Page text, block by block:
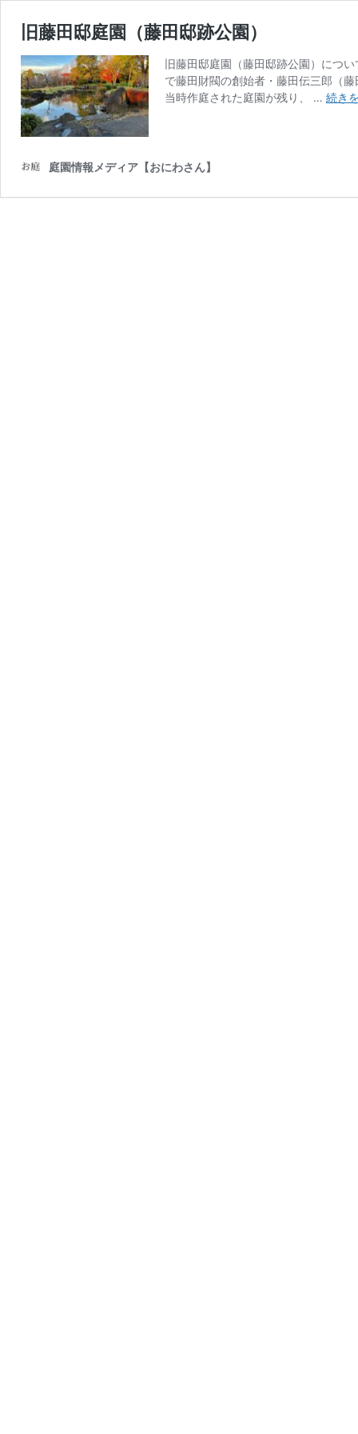
旧藤田邸庭園（藤田邸跡公園）
旧藤田邸庭園（藤田邸跡公園）につ
で藤田財閥の創始者・藤田伝三郎（
当時作庭された庭園が残り、 … 続き
庭園情報メディア【おにわさん】